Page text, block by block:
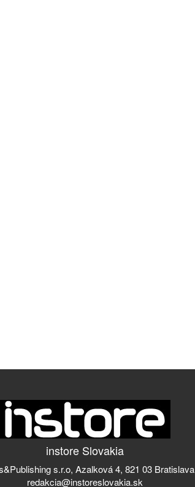
instore Slovakia
s.r.o, Azalková 4, 821 03 Bratislava
redakcia@instoreslovakia.sk